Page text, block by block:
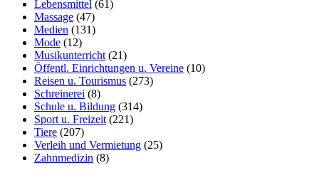
Lebensmittel (61)
Massage (47)
Medien (131)
Mode (12)
Musikunterricht (21)
Öffentl. Einrichtungen u. Vereine (10)
Reisen u. Tourismus (273)
Schreinerei (8)
Schule u. Bildung (314)
Sport u. Freizeit (221)
Tiere (207)
Verleih und Vermietung (25)
Zahnmedizin (8)